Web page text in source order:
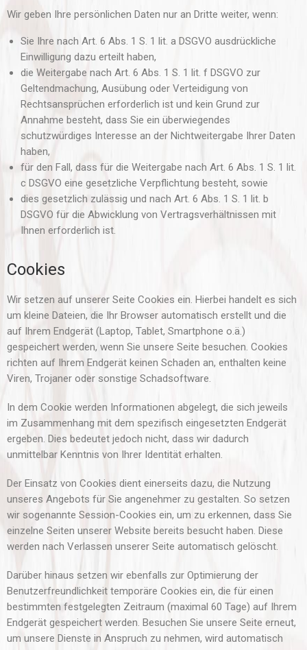
Wir geben Ihre persönlichen Daten nur an Dritte weiter, wenn:
Sie Ihre nach Art. 6 Abs. 1 S. 1 lit. a DSGVO ausdrückliche
Einwilligung dazu erteilt haben,
die Weitergabe nach Art. 6 Abs. 1 S. 1 lit. f DSGVO zur
Geltendmachung, Ausübung oder Verteidigung von
Rechtsansprüchen erforderlich ist und kein Grund zur
Annahme besteht, dass Sie ein überwiegendes
schutzwürdiges Interesse an der Nichtweitergabe Ihrer Daten
haben,
für den Fall, dass für die Weitergabe nach Art. 6 Abs. 1 S. 1 lit.
c DSGVO eine gesetzliche Verpflichtung besteht, sowie
dies gesetzlich zulässig und nach Art. 6 Abs. 1 S. 1 lit. b
DSGVO für die Abwicklung von Vertragsverhältnissen mit
Ihnen erforderlich ist.
Cookies
Wir setzen auf unserer Seite Cookies ein. Hierbei handelt es sich
um kleine Dateien, die Ihr Browser automatisch erstellt und die
auf Ihrem Endgerät (Laptop, Tablet, Smartphone o.ä.)
gespeichert werden, wenn Sie unsere Seite besuchen. Cookies
richten auf Ihrem Endgerät keinen Schaden an, enthalten keine
Viren, Trojaner oder sonstige Schadsoftware.
In dem Cookie werden Informationen abgelegt, die sich jeweils
im Zusammenhang mit dem spezifisch eingesetzten Endgerät
ergeben. Dies bedeutet jedoch nicht, dass wir dadurch
unmittelbar Kenntnis von Ihrer Identität erhalten.
Der Einsatz von Cookies dient einerseits dazu, die Nutzung
unseres Angebots für Sie angenehmer zu gestalten. So setzen
wir sogenannte Session-Cookies ein, um zu erkennen, dass Sie
einzelne Seiten unserer Website bereits besucht haben. Diese
werden nach Verlassen unserer Seite automatisch gelöscht.
Darüber hinaus setzen wir ebenfalls zur Optimierung der
Benutzerfreundlichkeit temporäre Cookies ein, die für einen
bestimmten festgelegten Zeitraum (maximal 60 Tage) auf Ihrem
Endgerät gespeichert werden. Besuchen Sie unsere Seite erneut,
um unsere Dienste in Anspruch zu nehmen, wird automatisch